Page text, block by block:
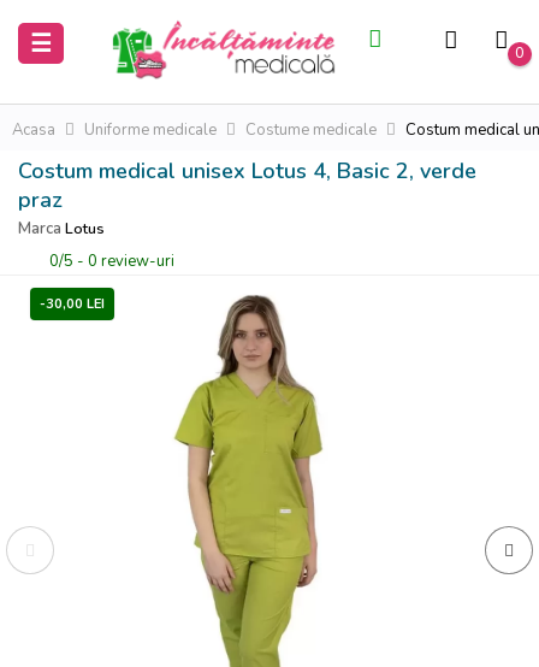
Toggle
navigation
☰ 0
Acasa Uniforme medicale Costume medicale Costum medical
Costum medical unisex Lotus 4, Basic 2, verde
praz
Marca Lotus
0/5 - 0 review-uri
-30,00 LEI
Inchide
Acasa
Saboti
medicali
Uniforme
medicale
Inchide
Acasa
Saboti
medicali
Uniforme
medicale